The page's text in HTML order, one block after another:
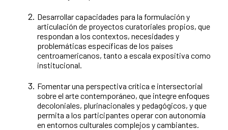
Desarrollar capacidades para la formulación y
articulación de proyectos curatoriales propios, que
respondan a los contextos, necesidades y
problemáticas específicas de los países
centroamericanos, tanto a escala expositiva como
institucional.
Fomentar una perspectiva crítica e intersectorial
sobre el arte contemporáneo, que integre enfoques
decoloniales, plurinacionales y pedagógicos, y que
permita a los participantes operar con autonomía
en entornos culturales complejos y cambiantes.